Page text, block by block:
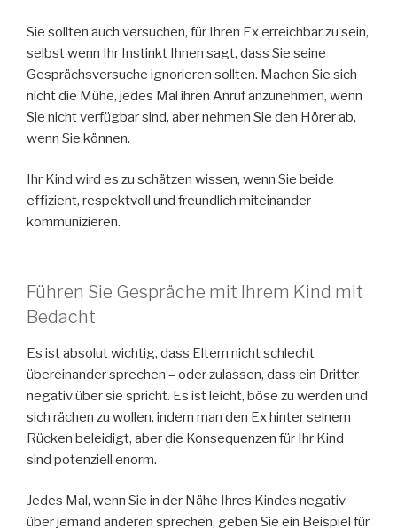
Sie sollten auch versuchen, für Ihren Ex erreichbar zu sein,
selbst wenn Ihr Instinkt Ihnen sagt, dass Sie seine
Gesprächsversuche ignorieren sollten. Machen Sie sich
nicht die Mühe, jedes Mal ihren Anruf anzunehmen, wenn
Sie nicht verfügbar sind, aber nehmen Sie den Hörer ab,
wenn Sie können.
Ihr Kind wird es zu schätzen wissen, wenn Sie beide
effizient, respektvoll und freundlich miteinander
kommunizieren.
Führen Sie Gespräche mit Ihrem Kind mit
Bedacht
Es ist absolut wichtig, dass Eltern nicht schlecht
übereinander sprechen – oder zulassen, dass ein Dritter
negativ über sie spricht. Es ist leicht, böse zu werden und
sich rächen zu wollen, indem man den Ex hinter seinem
Rücken beleidigt, aber die Konsequenzen für Ihr Kind
sind potenziell enorm.
Jedes Mal, wenn Sie in der Nähe Ihres Kindes negativ
über jemand anderen sprechen, geben Sie ein Beispiel für